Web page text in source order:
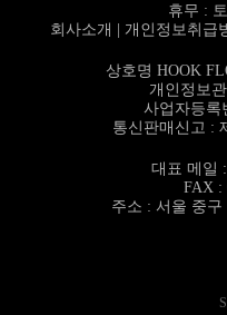
휴무 :
회사소개
개인정보취급
상호명 HOOK
개인정보
사업자등록
통신판매신고 :
대표 메일 :
FAX :
주소 : 서울 중구